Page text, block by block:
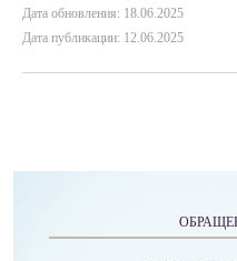
Дата обновления: 18.06.2025
Дата публикации: 12.06.2025